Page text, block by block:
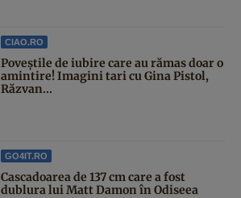
CIAO.RO
Poveştile de iubire care au rămas doar o
amintire! Imagini tari cu Gina Pistol,
Răzvan...
GO4IT.RO
Cascadoarea de 137 cm care a fost
dublura lui Matt Damon în Odiseea